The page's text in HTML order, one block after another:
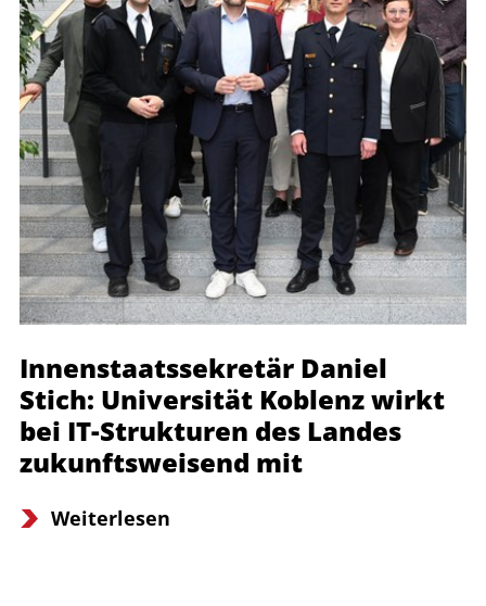
Innenstaatssekretär Daniel
Stich: Universität Koblenz wirkt
bei IT-Strukturen des Landes
zukunftsweisend mit
Weiterlesen